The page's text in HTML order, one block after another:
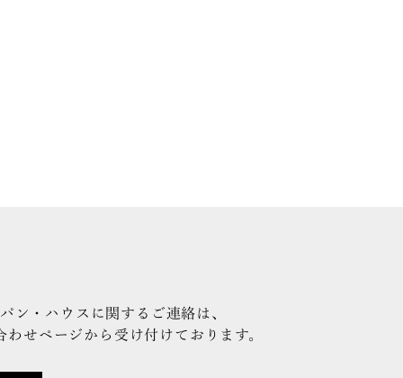
ン・ハウスに関するご連絡は、
わせページから受け付けております。